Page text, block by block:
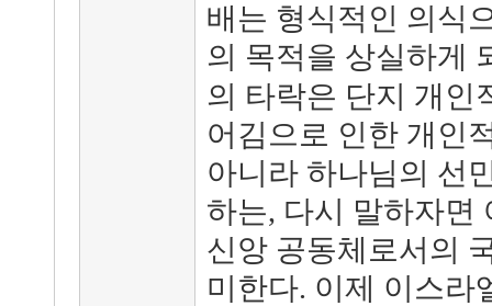
배는 형식적인 의식
의 목적을 상실하게
의 타락은 단지 개인
어김으로 인한 개인
아니라 하나님의 선
하는, 다시 말하자면
신앙 공동체로서의
미한다. 이제 이스라